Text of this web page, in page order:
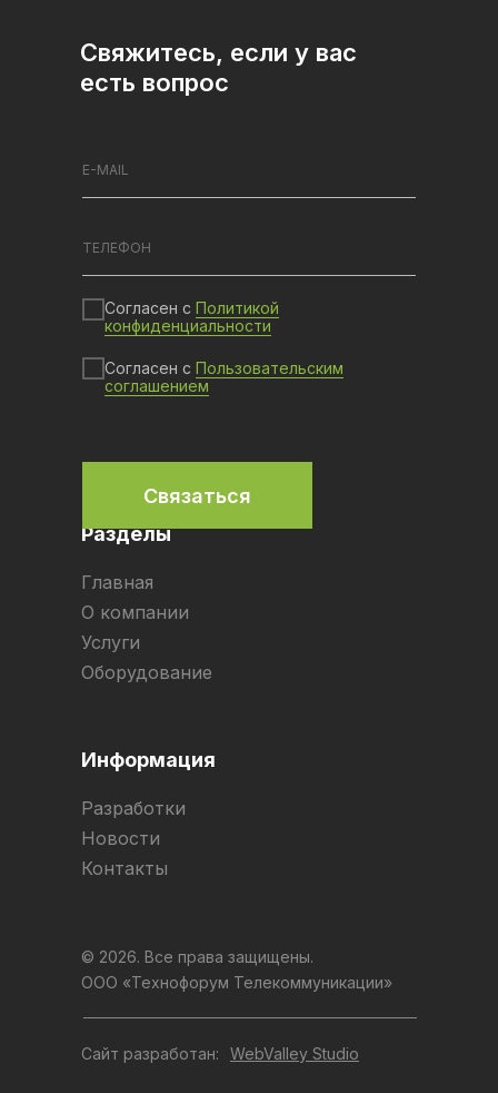
Разделы
Информация
Главная
О компании
Услуги
Оборудование
Разработки
Новости
Контакты
© 2026. Все права защищены.
ООО «Технофорум Телекоммуникации»
Сайт разработан:
Согласен с Политикой
конфиденциальности
Согласен с Пользовательским
соглашением
Связаться
Свяжитесь, если у вас
есть вопрос
WebValley Studio